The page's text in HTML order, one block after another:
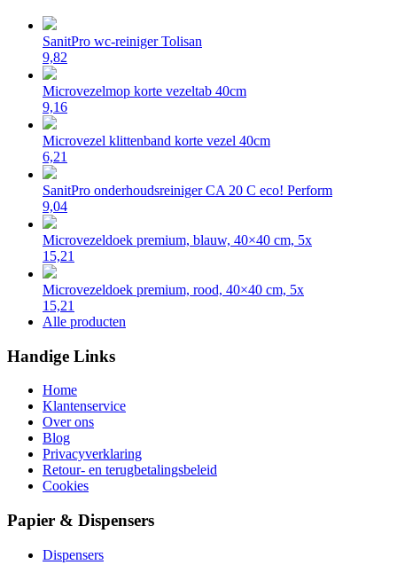
SanitPro wc-reiniger Tolisan
9,82
Microvezelmop korte vezeltab 40cm
9,16
Microvezel klittenband korte vezel 40cm
6,21
SanitPro onderhoudsreiniger CA 20 C eco! Perform
9,04
Microvezeldoek premium, blauw, 40×40 cm, 5x
15,21
Microvezeldoek premium, rood, 40×40 cm, 5x
15,21
Alle producten
Handige Links
Home
Klantenservice
Over ons
Blog
Privacyverklaring
Retour- en terugbetalingsbeleid
Cookies
Papier & Dispensers
Dispensers